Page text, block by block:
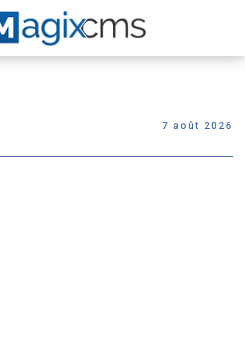
7 août 2026